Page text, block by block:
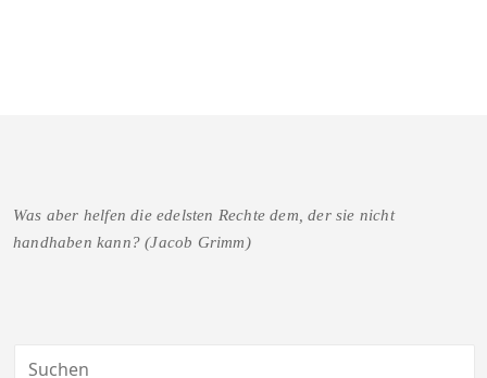
Was aber helfen die edelsten Rechte dem, der sie nicht
handhaben kann? (Jacob Grimm)